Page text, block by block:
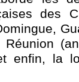
des
enfin, la